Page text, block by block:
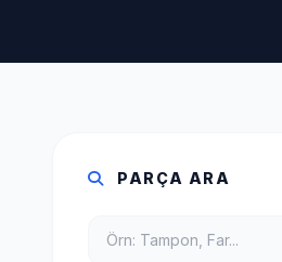
PARÇA ARA